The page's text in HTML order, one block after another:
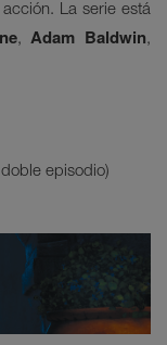
La serie está
,Adam Baldwin,
episodio)